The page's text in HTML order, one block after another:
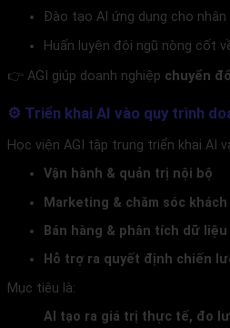
Đào tạo AI ứng dụng cho nhân
Huấn luyện đội ngũ nòng cốt
👉 AGI giúp doanh nghiệp chuyển
⚙️ Triển khai AI vào quy trình
Học viện AGI tập trung triển khai AI
Vận hành & quản trị nội bộ
Marketing & chăm sóc khách
Bán hàng & phân tích dữ liệu
Hỗ trợ ra quyết định chiến
Mục tiêu là:
AI tạo ra giá trị thực tế, đo